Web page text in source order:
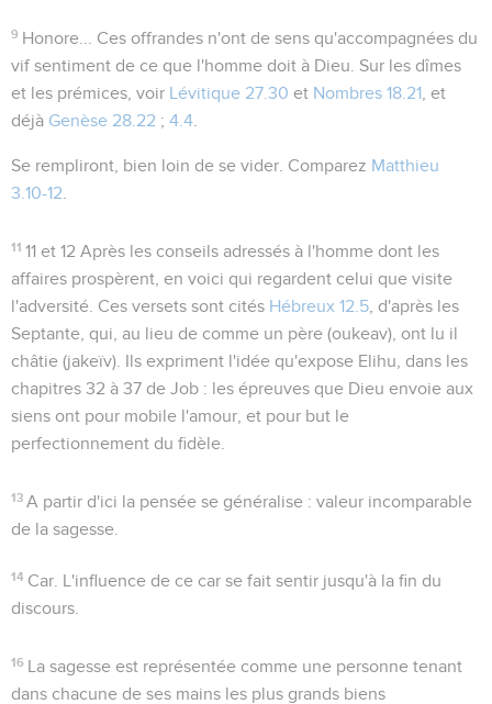
9 Honore...
Ces offrandes n'ont de sens qu'accompagnées du
vif sentiment de ce que l'homme doit à Dieu. Sur les dîmes
et les prémices, voir Lévitique 27.30 et Nombres 18.21 , et
déjà Genèse 28.22 ; 4.4
Se rempliront , bien loin de se vider. Comparez Matthieu
3.10-12
11 11 et 12 Après les conseils adressés à l'homme dont les
affaires prospèrent, en voici qui regardent celui que visite
l'adversité. Ces versets sont cités Hébreux 12.5 , d'après les
Septante, qui, au lieu de comme un père (oukeav), ont lu il
châtie (jakeïv). Ils expriment l'idée qu'expose Elihu, dans les
chapitres 32 à 37 de Job : les épreuves que Dieu envoie aux
siens ont pour mobile l'amour, et pour but le
perfectionnement du fidèle.
13 A partir d'ici la pensée se généralise : valeur incomparable
de la sagesse.
14 Car . L'influence de ce car se fait sentir jusqu'à la fin du
discours.
16 La sagesse est représentée comme une personne tenant
dans chacune de ses mains les plus grands biens